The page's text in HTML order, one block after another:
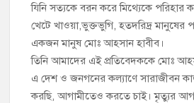
যিনি সত্যকে বরন করে মিথ্যেকে পরিহার
খেটে খাওয়া,ভুক্তভুগি, হতদরিদ্র মানুষের
একজন মানুষ মোঃ আহসান হাবীব।
তিনি আমাদের এই প্রতিবেদককে মোঃ
এ দেশ ও জনগনের কল্যাণে সারাজীবন
করছি, আগামীতেও করতে চাই। মৃত্যুর আগ